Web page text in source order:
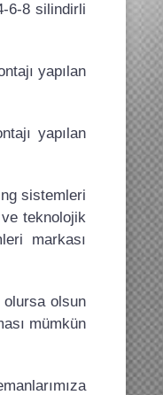
6-8 silindirli
yapılan
yapılan
sistemleri
ve teknolojik
markası
olsun
mümkün